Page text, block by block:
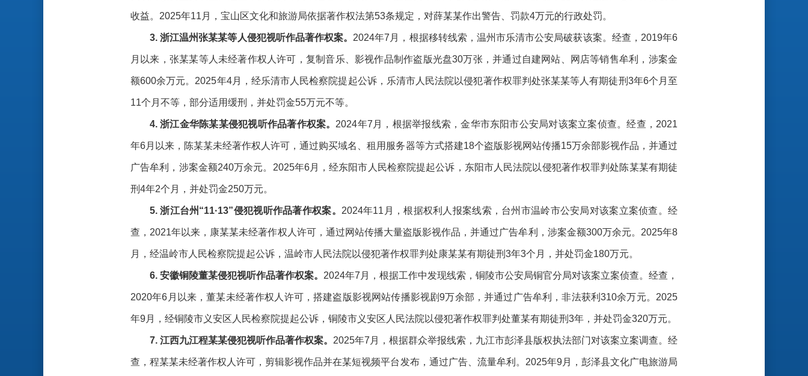
收益。2025年11月，宝山区文化和旅游局依据著作权法第53条规定，对薛某某作出警告、罚款4万元的行政处罚。
3. 浙江温州张某某等人侵犯视听作品著作权案。 2024年7月，根据移转线索，温州市乐清市公安局破获该案。经查，2019年6
月以来，张某某等人未经著作权人许可，复制音乐、影视作品制作盗版光盘30万张，并通过自建网站、网店等销售牟利，涉案金
额600余万元。2025年4月，经乐清市人民检察院提起公诉，乐清市人民法院以侵犯著作权罪判处张某某等人有期徒刑3年6个月至
11个月不等，部分适用缓刑，并处罚金55万元不等。
4. 浙江金华陈某某侵犯视听作品著作权案。 2024年7月，根据举报线索，金华市东阳市公安局对该案立案侦查。经查，2021
年6月以来，陈某某未经著作权人许可，通过购买域名、租用服务器等方式搭建18个盗版影视网站传播15万余部影视作品，并通过
广告牟利，涉案金额240万余元。2025年6月，经东阳市人民检察院提起公诉，东阳市人民法院以侵犯著作权罪判处陈某某有期徒
刑4年2个月，并处罚金250万元。
5. 浙江台州“11·13”侵犯视听作品著作权案。 2024年11月，根据权利人报案线索，台州市温岭市公安局对该案立案侦查。经
查，2021年以来，康某某未经著作权人许可，通过网站传播大量盗版影视作品，并通过广告牟利，涉案金额300万余元。2025年8
月，经温岭市人民检察院提起公诉，温岭市人民法院以侵犯著作权罪判处康某某有期徒刑3年3个月，并处罚金180万元。
6. 安徽铜陵董某侵犯视听作品著作权案。 2024年7月，根据工作中发现线索，铜陵市公安局铜官分局对该案立案侦查。经查，
2020年6月以来，董某未经著作权人许可，搭建盗版影视网站传播影视剧9万余部，并通过广告牟利，非法获利310余万元。2025
年9月，经铜陵市义安区人民检察院提起公诉，铜陵市义安区人民法院以侵犯著作权罪判处董某有期徒刑3年，并处罚金320万元。
7. 江西九江程某某侵犯视听作品著作权案。 2025年7月，根据群众举报线索，九江市彭泽县版权执法部门对该案立案调查。经
查，程某某未经著作权人许可，剪辑影视作品并在某短视频平台发布，通过广告、流量牟利。2025年9月，彭泽县文化广电旅游局